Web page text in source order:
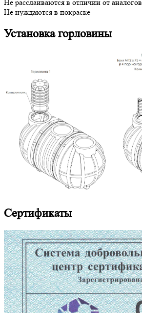
Не расслаиваются в отличии от аналогов
Не нуждаются в покраске
Установка горловины
Сертификаты